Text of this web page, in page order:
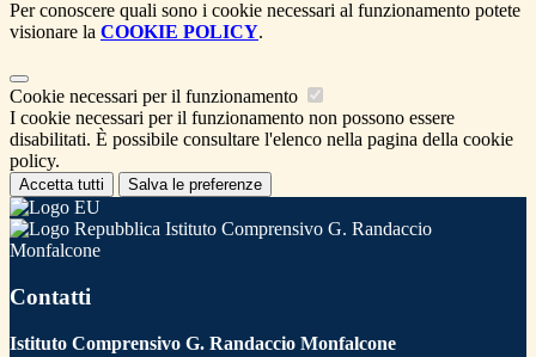
Per conoscere quali sono i cookie necessari al funzionamento potete
visionare la COOKIE POLICY.
Cookie necessari per il funzionamento
I cookie necessari per il funzionamento non possono essere
disabilitati. È possibile consultare l'elenco nella pagina della cookie
policy.
Accetta tutti Salva le preferenze
Istituto Comprensivo G. Randaccio
Monfalcone
Contatti
Istituto Comprensivo G. Randaccio Monfalcone